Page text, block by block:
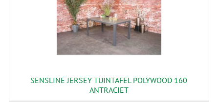
SENSLINE JERSEY TUINTAFEL POLYWOOD 160
ANTRACIET